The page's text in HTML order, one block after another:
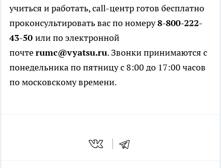
учиться и работать, call-центр готов бесплатно
проконсультировать вас по номеру8-800-222-
43-50 или по электронной
почтеrumc@vyatsu.ru. Звонки принимаются с
понедельника по пятницу с 8:00 до 17:00 часов
по московскому времени.